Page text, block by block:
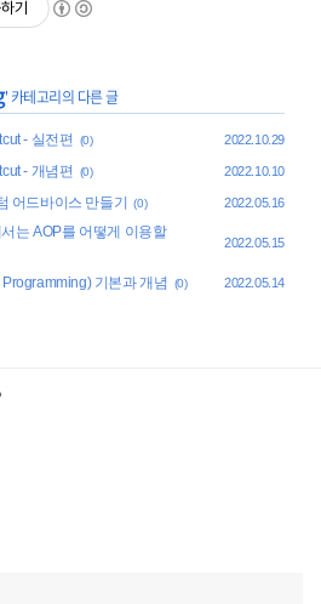
기
' 카테고리의 다른 글
- 실전편 (0) 2022.10.29
- 개념편 (0) 2022.10.10
어드바이스 만들기 (0) 2022.05.16
는 AOP를 어떻게 이용할
2022.05.15
기본과 개념 (0) 2022.05.14